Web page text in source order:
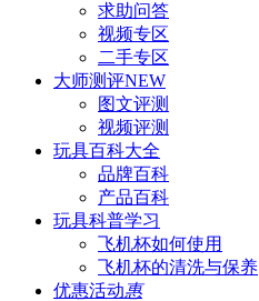
求助问答
视频专区
二手专区
大师测评NEW
图文评测
视频评测
玩具百科大全
品牌百科
产品百科
玩具科普学习
飞机杯如何使用
飞机杯的清洗与保养
优惠活动惠